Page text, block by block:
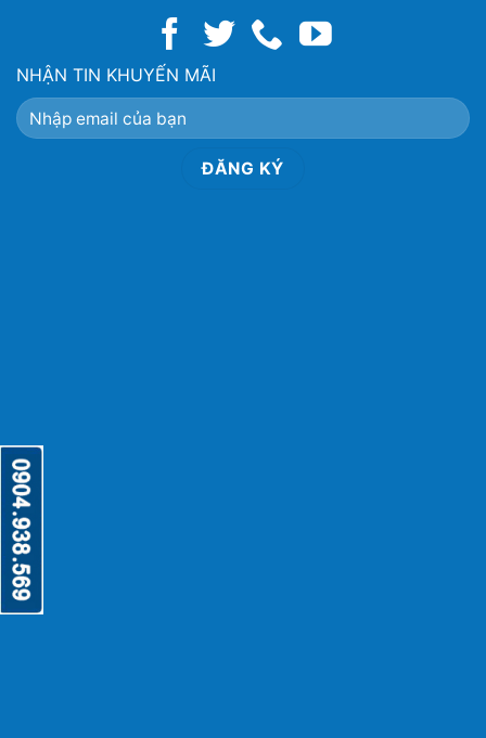
NHẬN TIN KHUYẾN MÃI